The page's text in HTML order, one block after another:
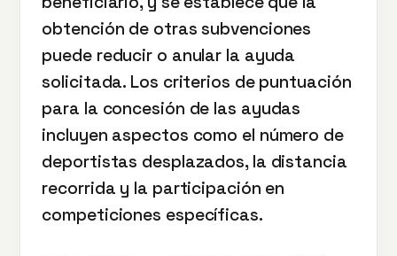
obtención de otras subvenciones
puede reducir o anular la ayuda
solicitada. Los criterios de puntuación
para la concesión de las ayudas
incluyen aspectos como el número de
deportistas desplazados, la distancia
recorrida y la participación en
competiciones específicas.